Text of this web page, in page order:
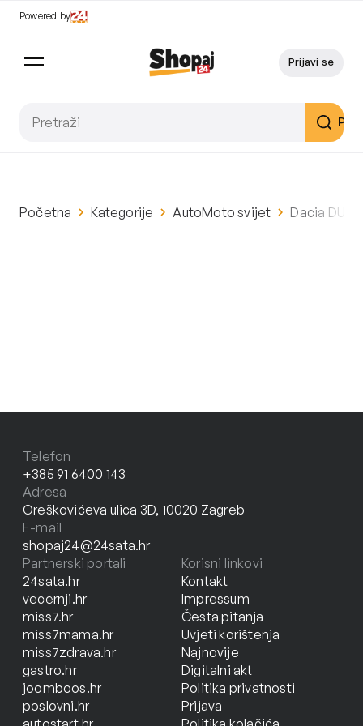
Powered by
Prijavi se
Početna Kategorije AutoMoto svijet Dacia
Telefon
+385 91 6400 143
Adresa
Oreškovićeva ulica 3D, 10020 Zagreb
E-mail
shopaj24@24sata.hr
Partnerski portali
24sata.hr
vecernji.hr
miss7.hr
miss7mama.hr
miss7zdrava.hr
gastro.hr
joomboos.hr
poslovni.hr
Korisni linkovi
Kontakt
Impressum
Česta pitanja
Uvjeti korištenja
Najnovije
Digitalni akt
Politika privatnosti
Prijava